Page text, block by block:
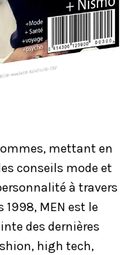
mettant en
conseils mode et
à travers
MEN est le
des dernières
high tech,